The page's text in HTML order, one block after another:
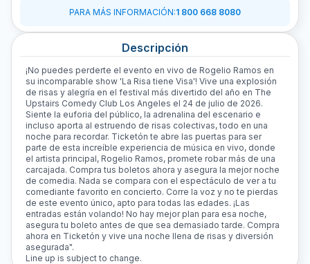
PARA MÁS INFORMACIÓN:1 800 668 8080
Descripción
¡No puedes perderte el evento en vivo de Rogelio Ramos en
su incomparable show 'La Risa tiene Visa'! Vive una explosión
de risas y alegría en el festival más divertido del año en The
Upstairs Comedy Club Los Angeles el 24 de julio de 2026.
Siente la euforia del público, la adrenalina del escenario e
incluso aporta al estruendo de risas colectivas, todo en una
noche para recordar. Ticketón te abre las puertas para ser
parte de esta increíble experiencia de música en vivo, donde
el artista principal, Rogelio Ramos, promete robar más de una
carcajada. Compra tus boletos ahora y asegura la mejor noche
de comedia. Nada se compara con el espectáculo de ver a tu
comediante favorito en concierto. Corre la voz y no te pierdas
de este evento único, apto para todas las edades. ¡Las
entradas están volando! No hay mejor plan para esa noche,
asegura tu boleto antes de que sea demasiado tarde. Compra
ahora en Ticketón y vive una noche llena de risas y diversión
asegurada".
Line up is subject to change.